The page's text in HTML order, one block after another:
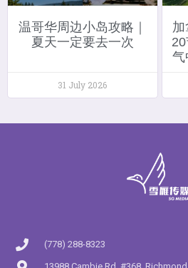
温哥华周边小岛攻略｜
夏天一定要去一次
31 July 2026
加
气
(778) 288-8323